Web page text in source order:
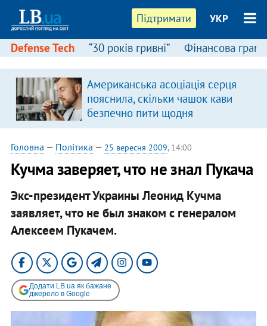
Підтримати УКР
Defense Tech “30 років гривні” Фінансова
Американська асоціація серця
пояснила, скільки чашок кави
безпечно пити щодня
Головна — Політика — 25 вересня 2009, 14:00
Кучма заверяет, что не знал Пукача
Экс-президент Украины Леонид Кучма
заявляет, что не был знаком с генералом
Алексеем Пукачем.
Додати LB.ua як бажане
джерело в Google